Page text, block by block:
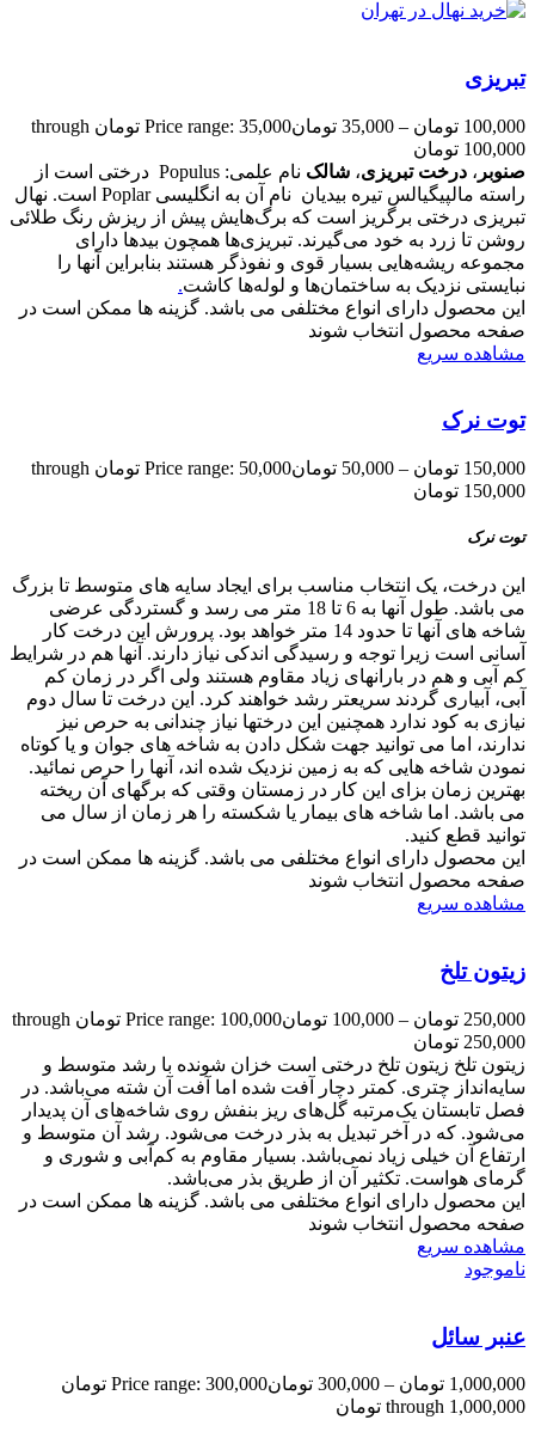
تبریزی
100,000 تومان –
35,000 تومان
Price range: 35,000 تومان through
100,000 تومان
صنوبر ، درخت تبریزی، شالک
نام علمی: Populus درختی است از
راسته مالپیگیالس تیره بیدیان نام آن به انگلیسی Poplar است. نهال
تبریزی درختی برگریز است که برگ‌هایش پیش از ریزش رنگ طلائی
روشن تا زرد به خود می‌گیرند. تبریزی‌ها همچون بیدها دارای
مجموعه ریشه‌هایی بسیار قوی و نفوذگر هستند بنابراین آنها را
نبایستی نزدیک به ساختمان‌ها و لوله‌ها کاشت.
این محصول دارای انواع مختلفی می باشد. گزینه ها ممکن است در
صفحه محصول انتخاب شوند
مشاهده سریع
توت نرک
150,000 تومان –
50,000 تومان
Price range: 50,000 تومان through
150,000 تومان
توت نرک
این درخت، یک انتخاب مناسب برای ایجاد سایه های متوسط تا بزرگ
می باشد. طول آنها به 6 تا 18 متر می رسد و گستردگی عرضی
شاخه های آنها تا حدود 14 متر خواهد بود. پرورش این درخت کار
آسانی است زیرا توجه و رسیدگی اندکی نیاز دارند. آنها هم در شرایط
کم آبی و هم در بارانهای زیاد مقاوم هستند ولی اگر در زمان کم
آبی، آبیاری گردند سریعتر رشد خواهند کرد. این درخت تا سال دوم
نیازی به کود ندارد همچنین این درختها نیاز چندانی به حرص نیز
ندارند، اما می توانید جهت شکل دادن به شاخه های جوان و یا کوتاه
نمودن شاخه هایی که به زمین نزدیک شده اند، آنها را حرص نمائید.
بهترین زمان بزای این کار در زمستان وقتی که برگهای آن ریخته
می باشد. اما شاخه های بیمار یا شکسته را هر زمان از سال می
توانید قطع کنید.
این محصول دارای انواع مختلفی می باشد. گزینه ها ممکن است در
صفحه محصول انتخاب شوند
مشاهده سریع
زیتون تلخ
250,000 تومان –
100,000 تومان
Price range: 100,000 تومان through
250,000 تومان
زیتون تلخ زیتون تلخ درختی است خزان شونده با رشد متوسط و
سایه‌انداز چتری. کمتر دچار آفت شده اما آفت آن شته می‌باشد. در
فصل تابستان یک‌مرتبه گل‌های ریز بنفش روی شاخه‌های آن پدیدار
می‌شود. که در آخر تبدیل به بذر درخت می‌شود. رشد آن متوسط و
ارتفاع آن خیلی زیاد نمی‌باشد. بسیار مقاوم به کم‌آبی و شوری و
گرمای هواست. تکثیر آن از طریق بذر می‌باشد.
این محصول دارای انواع مختلفی می باشد. گزینه ها ممکن است در
صفحه محصول انتخاب شوند
مشاهده سریع
ناموجود
عنبر سائل
1,000,000 تومان –
300,000 تومان
Price range: 300,000 تومان
through 1,000,000 تومان